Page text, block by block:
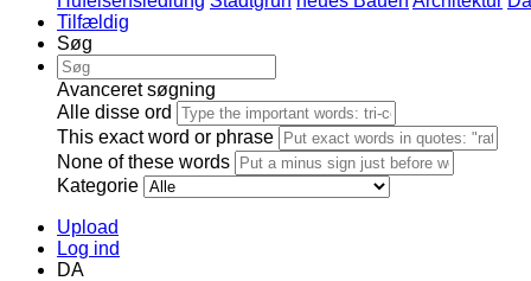
Tilfældig
Søg
Avanceret søgning
Alle disse ord
This exact word or phrase
None of these words
Kategorie
Upload
Log ind
DA